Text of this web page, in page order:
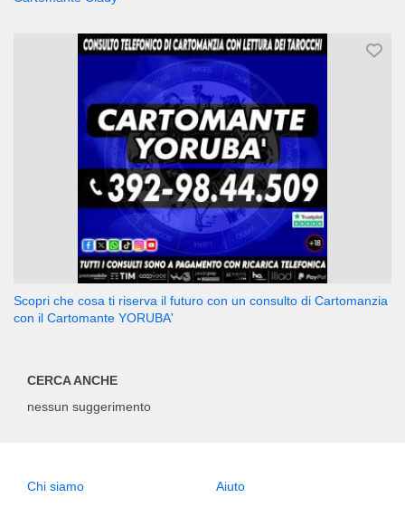
Scopri che cosa ti riserva il futuro con un consulto di Cartomanzia
con il Cartomante YORUBA'
CERCA ANCHE
nessun suggerimento
Chi siamo Aiuto